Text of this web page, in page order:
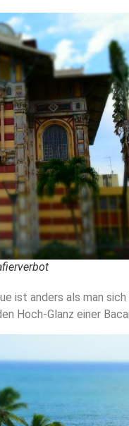
ist anders als man
Hoch-Glanz einer